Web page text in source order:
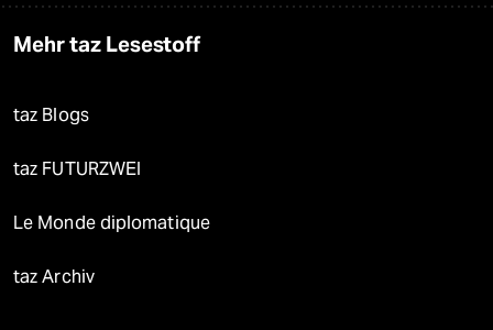
Mehr taz Lesestoff
taz Blogs
taz FUTURZWEI
Le Monde diplomatique
taz Archiv